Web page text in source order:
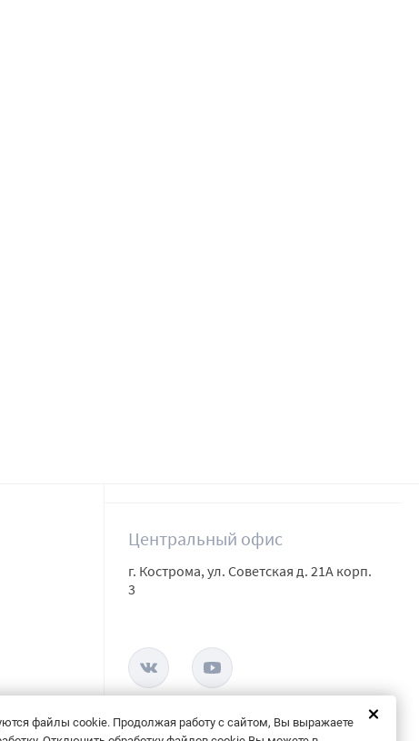
файлы cookie. Продолжая работу с сайтом, Вы выражаете
Центральный офис
г. Кострома, ул. Советская д. 21А корп.
3